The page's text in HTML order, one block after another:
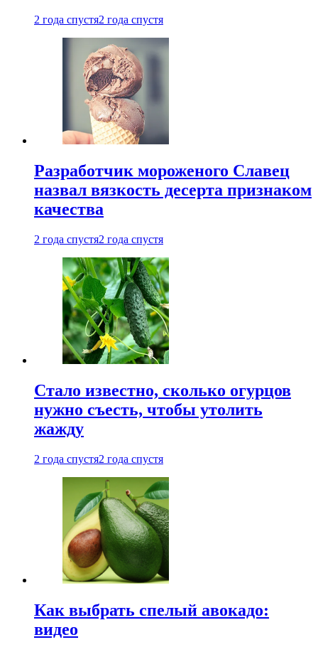
2 года спустя2 года спустя
Разработчик мороженого Славец
назвал вязкость десерта признаком
качества
2 года спустя2 года спустя
Стало известно, сколько огурцов
нужно съесть, чтобы утолить
жажду
2 года спустя2 года спустя
Как выбрать спелый авокадо:
видео